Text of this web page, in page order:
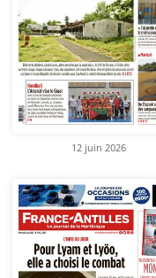
12 juin 2026